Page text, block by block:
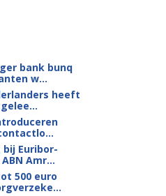
bank bunq
w...
heeft
Euribor-
Amr...
500 euro